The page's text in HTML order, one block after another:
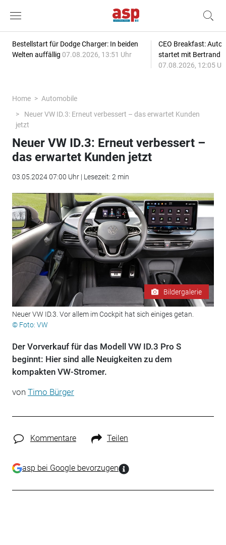
Bestellstart für Dodge Charger: In beiden
Welten auffällig 07.08.2026, 13:51 Uhr
CEO Breakfast:
startet mit Bertrand
07.08.2026, 12:05
Home
Automobile
Neuer VW ID.3: Erneut verbessert – das erwartet Kunden
jetzt
Neuer VW ID.3: Erneut verbessert –
das erwartet Kunden jetzt
03.05.2024 07:00 Uhr | Lesezeit: 2 min
Bildergalerie
Neuer VW ID.3. Vor allem im Cockpit hat sich einiges getan.
© Foto: VW
Der Vorverkauf für das Modell VW ID.3 Pro S
beginnt: Hier sind alle Neuigkeiten zu dem
kompakten VW-Stromer.
von Timo Bürger
Kommentare Teilen
asp bei Google bevorzugen